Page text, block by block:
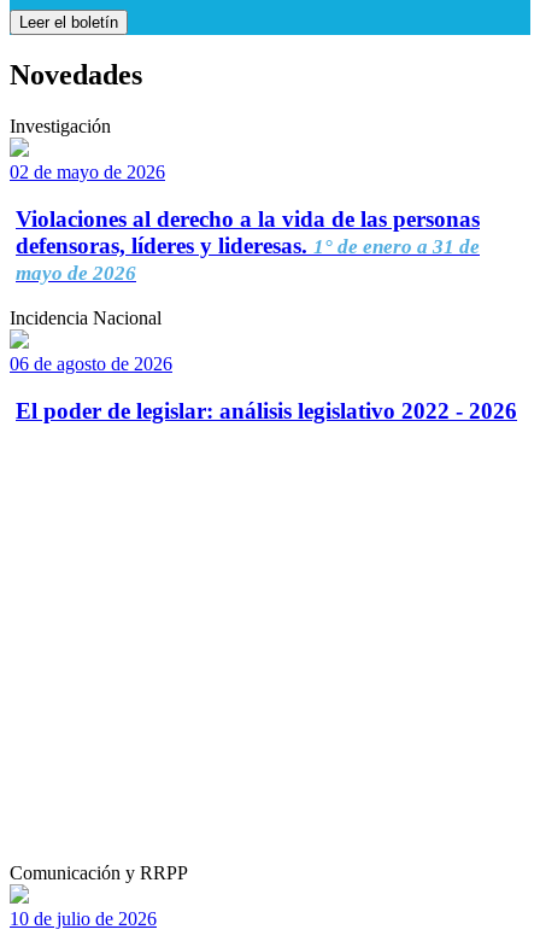
Leer el boletín
Novedades
Investigación
02 de mayo de 2026
Violaciones al derecho a la vida de las personas
defensoras, líderes y lideresas. 1° de enero a 31 de
mayo de 2026
Incidencia Nacional
06 de agosto de 2026
El poder de legislar: análisis legislativo 2022 - 2026
Comunicación y RRPP
10 de julio de 2026